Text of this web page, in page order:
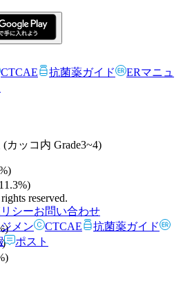
CTCAE 抗菌薬ガイド
ERマニュ
reserved.
シーお問い合わせ
メン CTCAE
抗菌薬ガイド
ポスト
癌患者60例
点滴静注
カッコ内 Grade3~4)